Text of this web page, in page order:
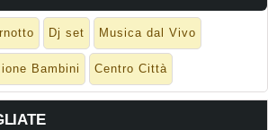
Dj set Musica dal Vivo
Bambini Centro Città